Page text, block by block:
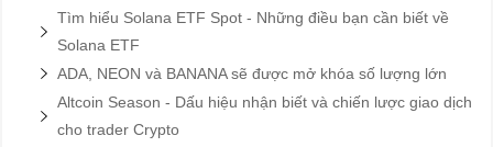
Tìm hiểu Solana ETF Spot - Những điều bạn cần biết về
Solana ETF
ADA, NEON và BANANA sẽ được mở khóa số lượng lớn
Altcoin Season - Dấu hiệu nhận biết và chiến lược giao dịch
cho trader Crypto